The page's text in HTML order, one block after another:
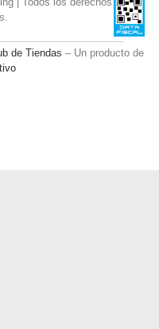
de Tiendas – Un producto de